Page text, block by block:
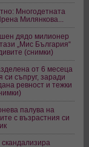
Многодетната
Милянкова...
дядо милионер
„Мис България“
(снимки)
от 6 месеца
си съпруг, заради
ревност и тежки
палува на
с възрастния си